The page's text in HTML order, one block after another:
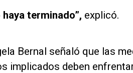
terminado”, explicó.
Bernal señaló que las
implicados deben